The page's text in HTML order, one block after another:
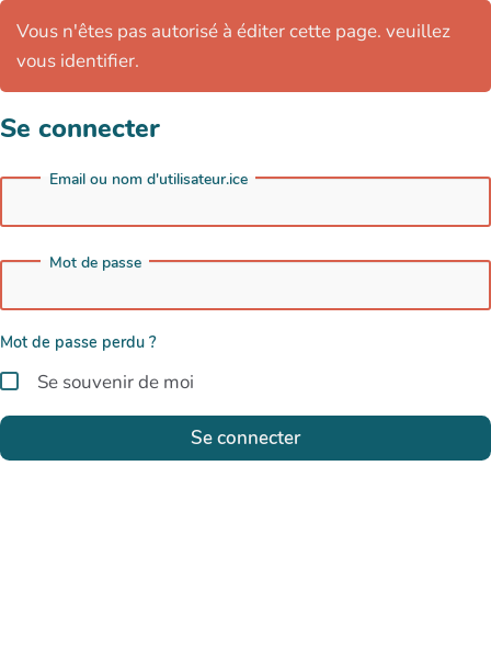
Vous n'êtes pas autorisé à éditer cette page. veuillez
vous identifier.
Se connecter
Email ou nom d'utilisateur.ice
Mot de passe
Mot de passe perdu ?
Se souvenir de moi
Se connecter